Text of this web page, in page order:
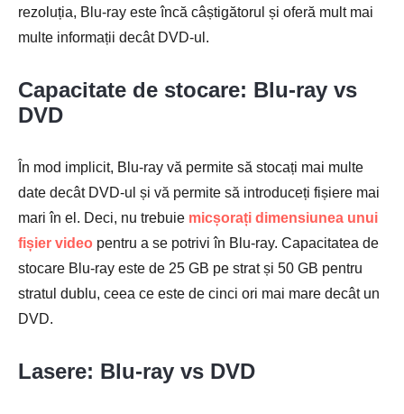
rezoluția, Blu-ray este încă câștigătorul și oferă mult mai
multe informații decât DVD-ul.
Capacitate de stocare: Blu-ray vs
DVD
În mod implicit, Blu-ray vă permite să stocați mai multe
date decât DVD-ul și vă permite să introduceți fișiere mai
mari în el. Deci, nu trebuie micșorați dimensiunea unui
fișier video pentru a se potrivi în Blu-ray. Capacitatea de
stocare Blu-ray este de 25 GB pe strat și 50 GB pentru
stratul dublu, ceea ce este de cinci ori mai mare decât un
DVD.
Lasere: Blu-ray vs DVD